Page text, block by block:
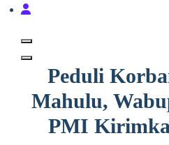
Peduli
Mahulu,
PMI